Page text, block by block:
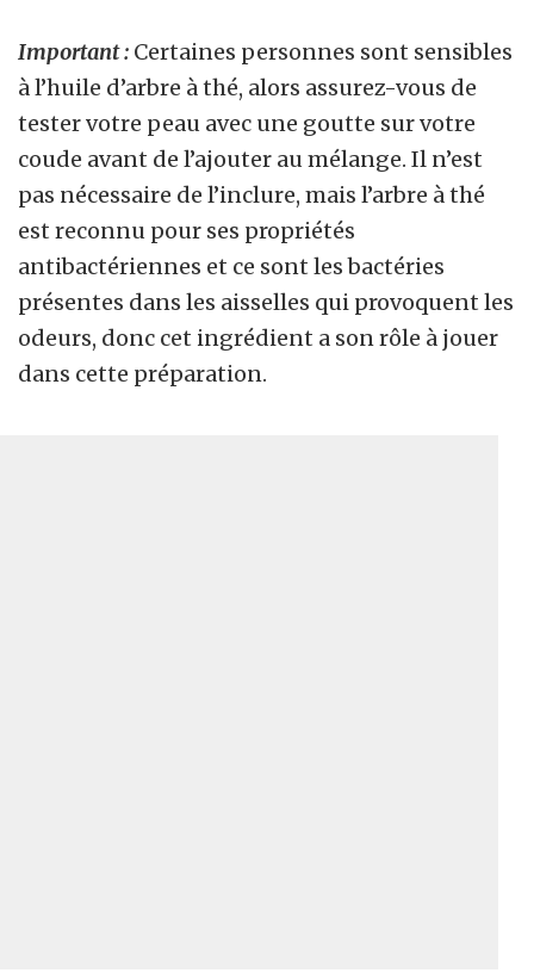
Important : Certaines personnes sont sensibles
à l’huile d’arbre à thé, alors assurez-vous de
tester votre peau avec une goutte sur votre
coude avant de l’ajouter au mélange. Il n’est
pas nécessaire de l’inclure, mais l’arbre à thé
est reconnu pour ses propriétés
antibactériennes et ce sont les bactéries
présentes dans les aisselles qui provoquent les
odeurs, donc cet ingrédient a son rôle à jouer
dans cette préparation.